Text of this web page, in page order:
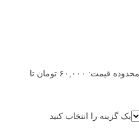
محدوده قیمت: ۶۰,۰۰۰ تومان تا
یک گزینه را انتخاب کنید